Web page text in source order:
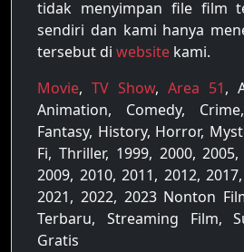
tidak menyimpan file film
sendiri dan kami hanya
tersebut di website kami.
Movie, TV Show, Area 51,
Animation, Comedy,
Fantasy, History, Horror,
Fi, Thriller, 1999, 2000,
2009, 2010, 2011, 2012,
2021, 2022, 2023 Nonton
Terbaru, Streaming Film,
Gratis